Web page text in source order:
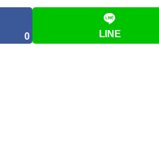
0 LINE